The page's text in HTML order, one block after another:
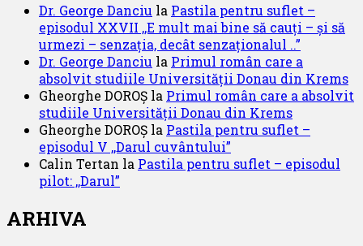
Dr. George Danciu la Pastila pentru suflet –
episodul XXVII ,,E mult mai bine să cauți – și să
urmezi – senzația, decât senzaționalul ..”
Dr. George Danciu la Primul român care a
absolvit studiile Universității Donau din Krems
Gheorghe DOROȘ la Primul român care a absolvit
studiile Universității Donau din Krems
Gheorghe DOROȘ la Pastila pentru suflet –
episodul V ,,Darul cuvântului”
Calin Tertan la Pastila pentru suflet – episodul
pilot: ,,Darul”
ARHIVA